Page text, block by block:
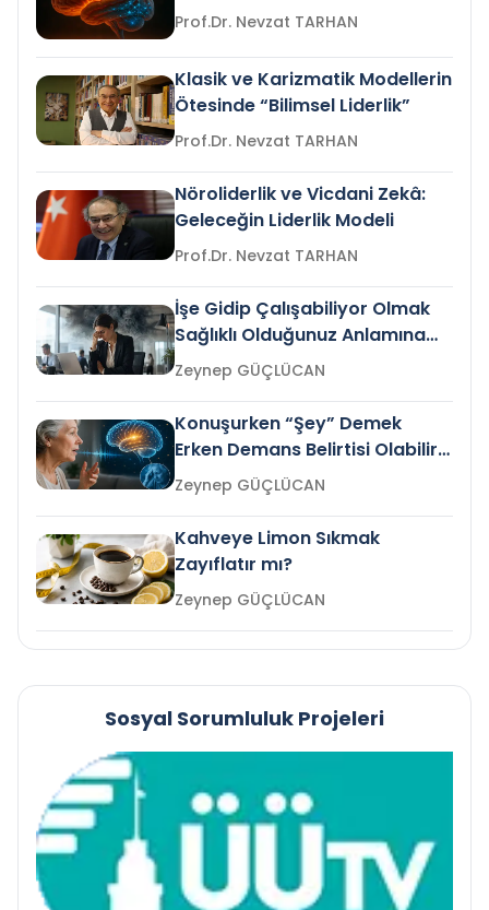
Prof.Dr. Nevzat TARHAN
Klasik ve Karizmatik Modellerin
Ötesinde “Bilimsel Liderlik”
Prof.Dr. Nevzat TARHAN
Nöroliderlik ve Vicdani Zekâ:
Geleceğin Liderlik Modeli
Prof.Dr. Nevzat TARHAN
İşe Gidip Çalışabiliyor Olmak
Sağlıklı Olduğunuz Anlamına
Gelir mi?Zeynep GÜÇLÜCAN
Konuşurken “Şey” Demek
Erken Demans Belirtisi Olabilir
mi?
Zeynep GÜÇLÜCAN
Kahveye Limon Sıkmak
Zayıflatır mı?
Zeynep GÜÇLÜCAN
Sosyal Sorumluluk Projeleri